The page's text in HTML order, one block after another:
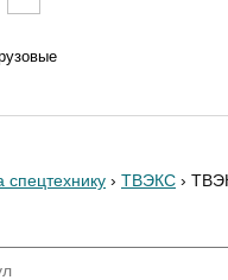
спецтехнику › ТВЭКС ›